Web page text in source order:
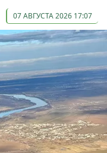
07 АВГУСТА 2026 17:07